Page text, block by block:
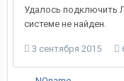
Удалось подключить
системе не найден.
3 сентября 2015